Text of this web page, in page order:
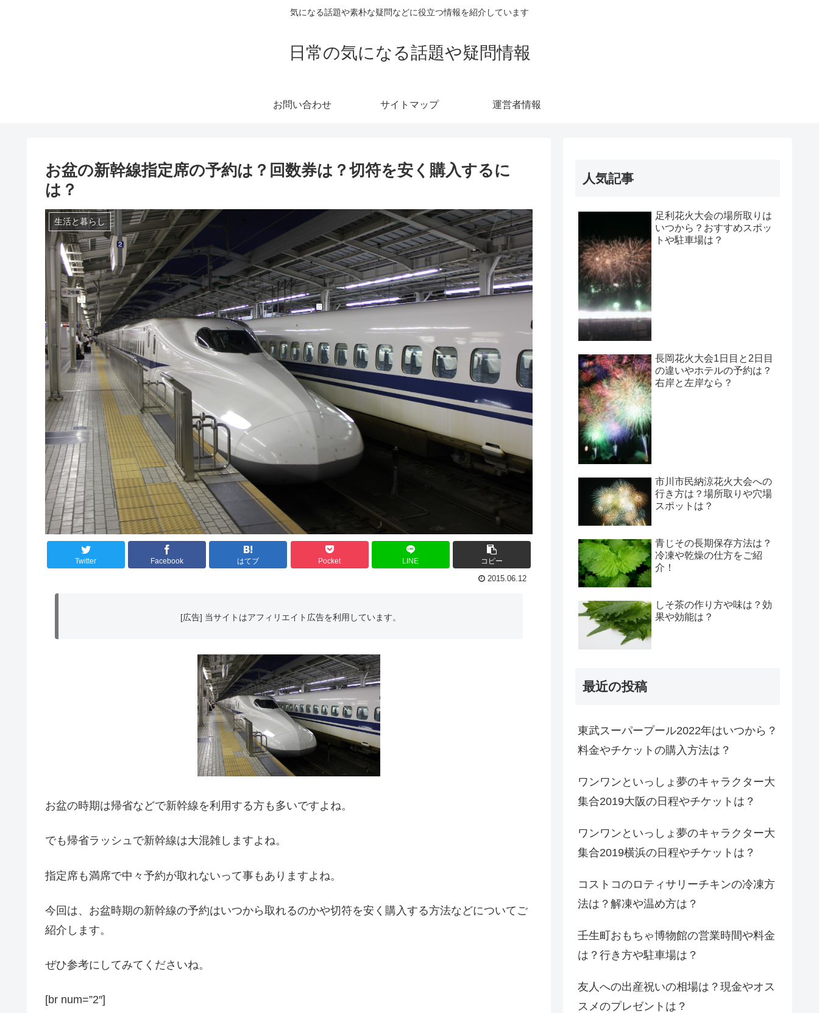
気になる話題や素朴な疑問などに役立つ情報を紹介しています
日常の気になる話題や疑問情報
お問い合わせ サイトマップ 運営者情報
お盆の新幹線指定席の予約は？回数券は？切符を安く購入するに
は？
生活と暮らし
Twitter Facebook はてブ Pocket LINE コピー
2015.06.12
[広告] 当サイトはアフィリエイト広告を利用しています。
お盆の時期は帰省などで新幹線を利用する方も多いですよね。
でも帰省ラッシュで新幹線は大混雑しますよね。
指定席も満席で中々予約が取れないって事もありますよね。
今回は、お盆時期の新幹線の予約はいつから取れるのかや切符を安く購入する方法などについてご
紹介します。
ぜひ参考にしてみてくださいね。
[br num=”2″]
人気記事
足利花火大会の場所取りは
いつから？おすすめスポッ
トや駐車場は？
長岡花火大会1日目と2日目
の違いやホテルの予約は？
右岸と左岸なら？
市川市民納涼花火大会への
行き方は？場所取りや穴場
スポットは？
青じその長期保存方法は？
冷凍や乾燥の仕方をご紹
介！
しそ茶の作り方や味は？効
果や効能は？
最近の投稿
東武スーパープール2022年はいつから？
料金やチケットの購入方法は？
ワンワンといっしょ夢のキャラクター大
集合2019大阪の日程やチケットは？
ワンワンといっしょ夢のキャラクター大
集合2019横浜の日程やチケットは？
コストコのロティサリーチキンの冷凍方
法は？解凍や温め方は？
壬生町おもちゃ博物館の営業時間や料金
は？行き方や駐車場は？
友人への出産祝いの相場は？現金やオス
スメのプレゼントは？